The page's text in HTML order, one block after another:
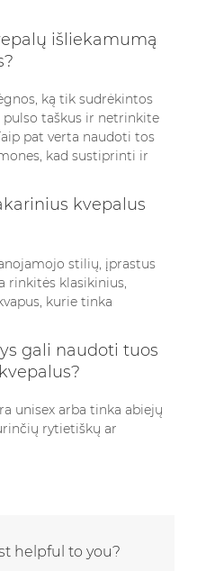
išliekamumą
ką tik sudrėkintos
taškus ir netrinkite
pat verta naudoti tos
kad sustiprinti ir
kvepalus
stilių, įprastus
rinkitės klasikinius,
kurie tinka
gali naudoti tuos
unisex arba tinka abiejų
rytietiškų ar
helpful to you?